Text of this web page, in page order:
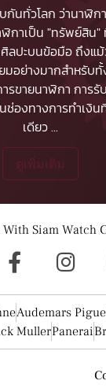
นทั่วโลก ว่านาฬิก
กาเป็น "ทรัพย์สิน
ลปะบนข้อมือ ถึงแ
มอย่างมากสำหรับ
รขายนาฬิกา การรั
องทางการทำเงิน
เดียว...
ดูเพิ่มเติม
With Siam Watch
Audemars
MullerPanerai